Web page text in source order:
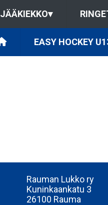
JÄÄKIEKKO▾
EASY HOCKEY
Rauman Lukko ry
Kuninkaankatu 3
26100 Rauma